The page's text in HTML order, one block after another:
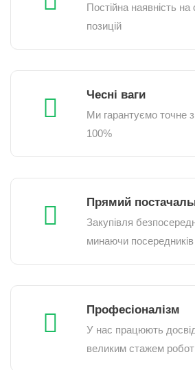
Постійна наявність
позицій
Чесні ваги
Ми гарантуємо точне
100%
Прямий
Закупівля
минаючи посередників
Професіоналізм
У нас працюють
великим стажем